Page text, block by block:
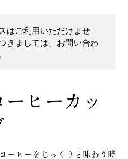
はご利用いただけませ
きましては、お問い合わ
ーヒーカッ
ーヒーをじっくりと味わう時